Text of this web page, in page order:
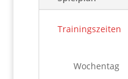
Trainingszeiten
Wochentag